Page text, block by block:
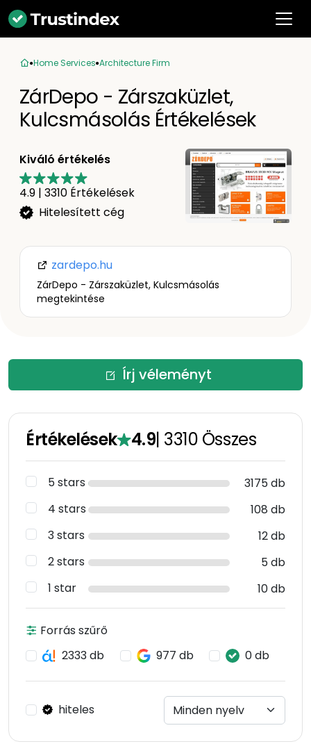
Home Services Architecture Firm
ZárDepo - Zárszaküzlet,
Kulcsmásolás Értékelések
Kiváló értékelés
4.9 | 3310 Értékelések
Hitelesített cég
zardepo.hu
ZárDepo - Zárszaküzlet, Kulcsmásolás
megtekintése
Írj véleményt
Értékelések 4.9| 3310 Összes
5 stars
3175 db
4 stars
108 db
3 stars
12 db
2 stars
5 db
1 star
10 db
Forrás szűrő
2333 db
977 db 0 db
hiteles